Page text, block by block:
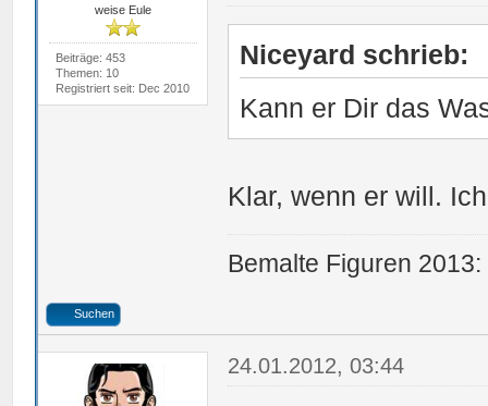
weise Eule
Beiträge: 453
Themen: 10
Registriert seit: Dec 2010
Niceyard schrieb:
Kann er Dir das
Klar, wenn er will.
Bemalte Figuren
Suchen
24.01.2012, 03:44